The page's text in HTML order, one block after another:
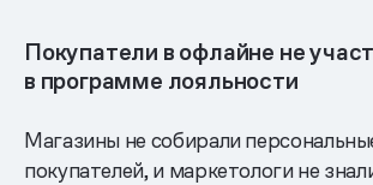
Покупатели в офлайне не
в программе лояльности
Магазины не собирали
покупателей, и маркетологи не